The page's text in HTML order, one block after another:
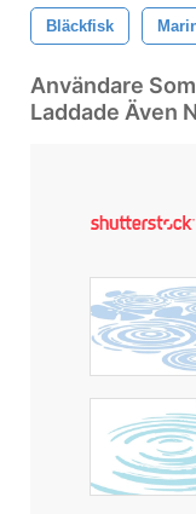
Bläckfisk
Användare
Laddade Även